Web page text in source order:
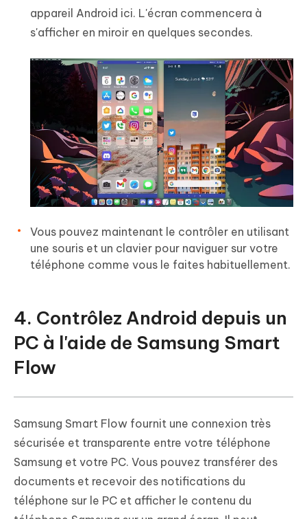
appareil Android ici. L'écran commencera à
s'afficher en miroir en quelques secondes.
Vous pouvez maintenant le contrôler en utilisant
une souris et un clavier pour naviguer sur votre
téléphone comme vous le faites habituellement.
4. Contrôlez Android depuis un
PC à l'aide de Samsung Smart
Flow
Samsung Smart Flow fournit une connexion très
sécurisée et transparente entre votre téléphone
Samsung et votre PC. Vous pouvez transférer des
documents et recevoir des notifications du
téléphone sur le PC et afficher le contenu du